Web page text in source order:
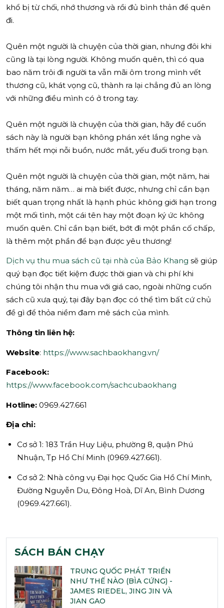
khổ bị từ chối, nhớ thương và rồi đủ bình thản để quên
đi.
Quên một người là chuyện của thời gian, nhưng đôi khi
cũng là tại lòng người. Không muốn quên, thì có qua
bao năm trôi đi người ta vẫn mãi ôm trong mình vết
thương cũ, khát vọng cũ, thành ra lại chẳng đủ an lòng
với những điều mình có ở trong tay.
Quên một người là chuyện của thời gian, hãy để cuốn
sách này là người bạn không phán xét lắng nghe và
thấm hết mọi nỗi buồn, nước mắt, yếu đuối trong bạn.
Quên một người là chuyện của thời gian, một năm, hai
tháng, năm năm… ai mà biết được, nhưng chỉ cần bạn
biết quan trọng nhất là hạnh phúc không giới hạn trong
một mối tình, một cái tên hay một đoạn ký ức không
muốn quên. Chỉ cần bạn biết, bớt đi một phần cố chấp,
là thêm một phần để bạn được yêu thương!
Dịch vụ thu mua sách cũ tại nhà của Bảo Khang sẽ giúp
quý bạn đọc tiết kiệm được thời gian và chi phí khi
chúng tôi nhận thu mua với giá cao, ngoài những cuốn
sách cũ xưa quý, tại đây bạn đọc có thể tìm bất cứ chủ
đề gì để thỏa niềm đam mê sách của mình.
Thông tin liên hệ:
Website: https://www.sachbaokhang.vn/
Facebook:
https://www.facebook.com/sachcubaokhang
Hotline: 0969.427.661
Địa chỉ:
Cơ sở 1: 183 Trần Huy Liệu, phường 8, quận Phú
Nhuận, Tp Hồ Chí Minh (0969.427.661).
Cơ sở 2: Nhà công vụ Đại học Quốc Gia Hồ Chí Minh,
Đường Nguyễn Du, Đông Hoà, Dĩ An, Bình Dương
(0969.427.661).
SÁCH BÁN CHẠY
TRUNG QUỐC PHÁT TRIỂN
NHƯ THẾ NÀO (BÌA CỨNG) -
JAMES RIEDEL, JING JIN VÀ
JIAN GAO